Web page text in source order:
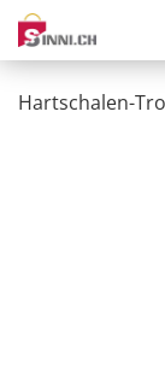
Hartschalen-